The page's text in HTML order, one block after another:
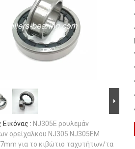
Εικόνας : NJ305E ρουλεμάν
ορείχαλκου NJ305 NJ305EM
για το κιβώτιο ταχυτήτων/τα